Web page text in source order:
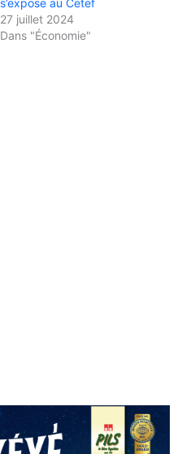
27 juillet 2024
Dans "Économie"